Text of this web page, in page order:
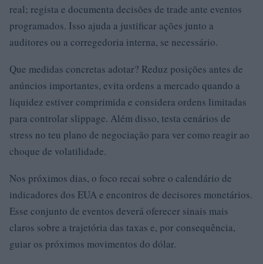
real; regista e documenta decisões de trade ante eventos
programados. Isso ajuda a justificar ações junto a
auditores ou a corregedoria interna, se necessário.
Que medidas concretas adotar? Reduz posições antes de
anúncios importantes, evita ordens a mercado quando a
liquidez estiver comprimida e considera ordens limitadas
para controlar slippage. Além disso, testa cenários de
stress no teu plano de negociação para ver como reagir ao
choque de volatilidade.
Nos próximos dias, o foco recai sobre o calendário de
indicadores dos EUA e encontros de decisores monetários.
Esse conjunto de eventos deverá oferecer sinais mais
claros sobre a trajetória das taxas e, por consequência,
guiar os próximos movimentos do dólar.